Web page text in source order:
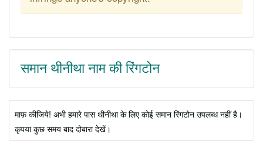
समान थीनीथा नाम की रिंगटोन
माफ़ कीजिये! अभी हमारे पास थीनीथा के लिए कोई समान रिंगटोन उपलब्ध नहीं है।
कृपया कुछ समय बाद दोबारा देखें।